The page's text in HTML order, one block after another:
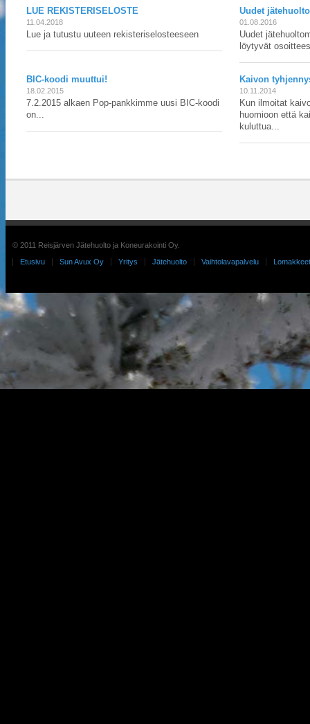
LUE REKISTERISELOSTE
11.04.2018
Lue ja tutustu uuteen rekisteriselosteeseen
Uudet
01.08.2016
Uudet
löytyvät
BIC-koodi muuttui!
18.02.2015
7.2.2015 alkaen Pop-pankkimme uusi BIC-koodi
on...
Kaivon
10.11.2014
Kun ilmoitat
huomioon että
kuluttua...
© 2011 Reisjärven Jätehuolto ja Koneurakointi Oy.
Etusivu
Sun Avux Oy Yritys Jätehuolto Vaihtolavapalvelu Lomakkeet